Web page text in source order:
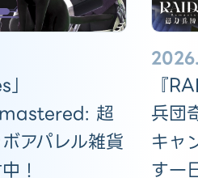
超
アパレル雑貨
！
『
兵団
キャ
す一